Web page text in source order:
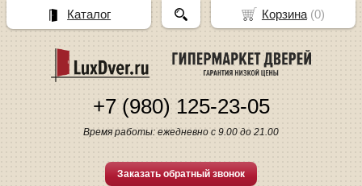
+7 (980) 125-23-05
Время работы: ежедневно с 9.00 до 21.00
Заказать обратный звонок
Корзина(0)
Каталог